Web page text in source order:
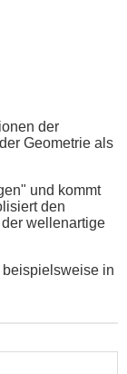
der
Geometrie als
und kommt
den
wellenartige
in